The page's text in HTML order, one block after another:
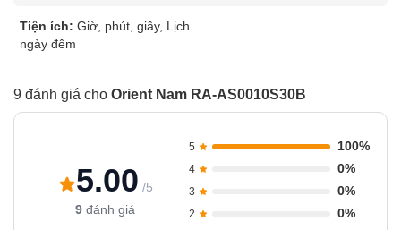
Tiện ích: Giờ, phút, giây, Lịch
ngày đêm
9 đánh giá cho Orient Nam RA-AS0010S30B
5.00 /5
9 đánh giá
5 100%
4 0%
3 0%
2 0%